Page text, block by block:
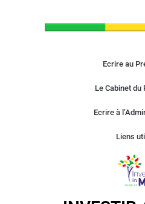
Ecrire au
Le Cabinet du
Ecrire à
Liens